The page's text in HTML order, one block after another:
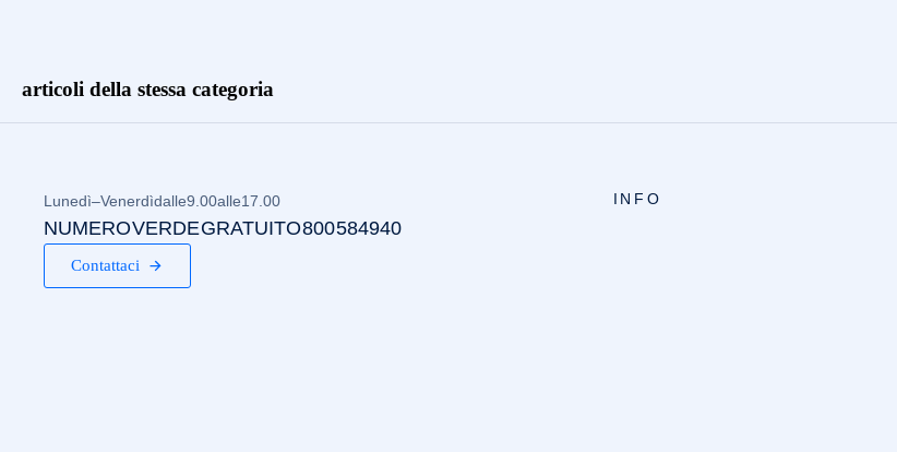
articoli della stessa categoria
Lunedì – Venerdì dalle 9.00 alle 17.00
NUMERO VERDE GRATUITO 800 584940
Contattaci
INFO